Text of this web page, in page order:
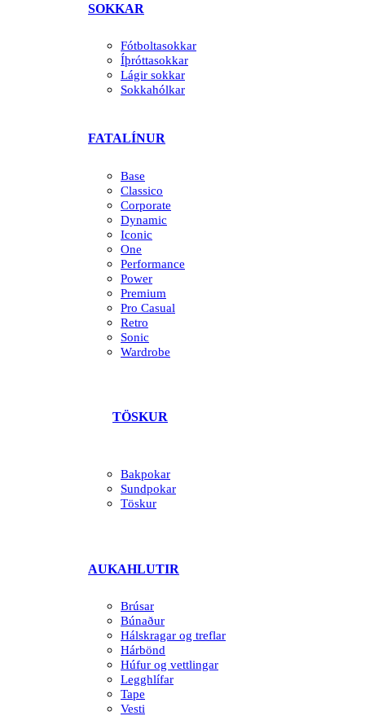
SOKKAR
Fótboltasokkar
Íþróttasokkar
Lágir sokkar
Sokkahólkar
FATALÍNUR
Base
Classico
Corporate
Dynamic
Iconic
One
Performance
Power
Premium
Pro Casual
Retro
Sonic
Wardrobe
TÖSKUR
Bakpokar
Sundpokar
Töskur
AUKAHLUTIR
Brúsar
Búnaður
Hálskragar og treflar
Hárbönd
Húfur og vettlingar
Legghlífar
Tape
Vesti